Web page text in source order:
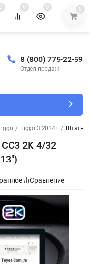
0 0 0 0
8 (800) 775-22-59
Отдел продаж
/ Tiggo 3 2014+ /
2K 4/32
Сравнение